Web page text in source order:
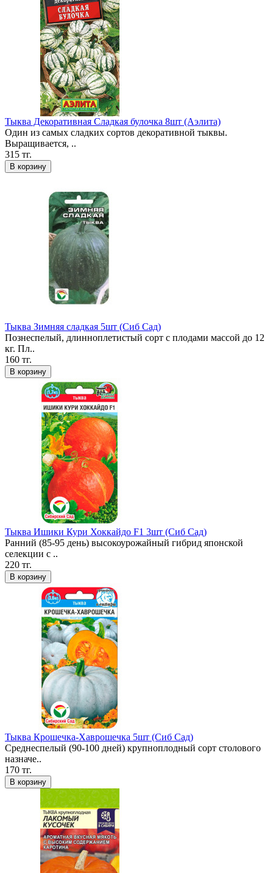
Тыква Декоративная Сладкая булочка 8шт (Аэлита)
Один из самых сладких сортов декоративной тыквы.
Выращивается, ..
315 тг.
В корзину
Тыква Зимняя сладкая 5шт (Сиб Сад)
Познеспелый, длинноплетистый сорт с плодами массой до 12
кг. Пл..
160 тг.
В корзину
Тыква Ишики Кури Хоккайдо F1 3шт (Сиб Сад)
Ранний (85-95 день) высокоурожайный гибрид японской
селекции с ..
220 тг.
В корзину
Тыква Крошечка-Хаврошечка 5шт (Сиб Сад)
Среднеспелый (90-100 дней) крупноплодный сорт столового
назначе..
170 тг.
В корзину